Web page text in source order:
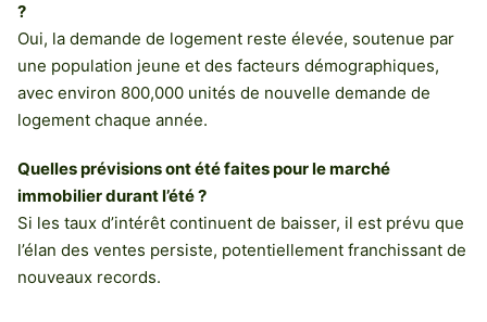
?
Oui, la demande de logement reste élevée, soutenue par
une population jeune et des facteurs démographiques,
avec environ 800,000 unités de nouvelle demande de
logement chaque année.
Quelles prévisions ont été faites pour le marché
immobilier durant l’été ?
Si les taux d’intérêt continuent de baisser, il est prévu que
l’élan des ventes persiste, potentiellement franchissant de
nouveaux records.